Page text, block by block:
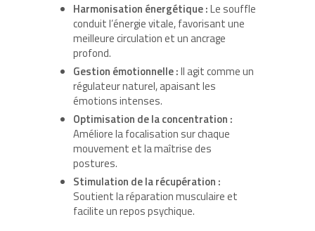
Harmonisation énergétique :Le souffle
conduit l’énergie vitale, favorisant une
meilleure circulation et un ancrage
profond.
Gestion émotionnelle :Il agit comme un
régulateur naturel, apaisant les
émotions intenses.
Optimisation de la concentration :
Améliore la focalisation sur chaque
mouvement et la maîtrise des
postures.
Stimulation de la récupération :
Soutient la réparation musculaire et
facilite un repos psychique.